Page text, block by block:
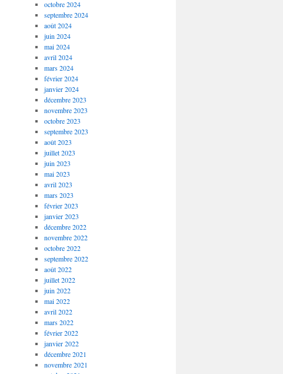
octobre 2024
septembre 2024
août 2024
juin 2024
mai 2024
avril 2024
mars 2024
février 2024
janvier 2024
décembre 2023
novembre 2023
octobre 2023
septembre 2023
août 2023
juillet 2023
juin 2023
mai 2023
avril 2023
mars 2023
février 2023
janvier 2023
décembre 2022
novembre 2022
octobre 2022
septembre 2022
août 2022
juillet 2022
juin 2022
mai 2022
avril 2022
mars 2022
février 2022
janvier 2022
décembre 2021
novembre 2021